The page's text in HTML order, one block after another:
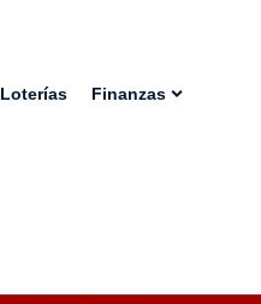
Loterías Finanzas